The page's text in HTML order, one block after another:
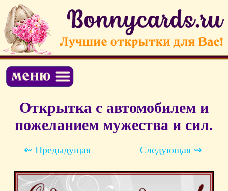
Открытка с автомобилем и
пожеланием мужества и сил.
⇜ Предыдущая Следующая ⇝